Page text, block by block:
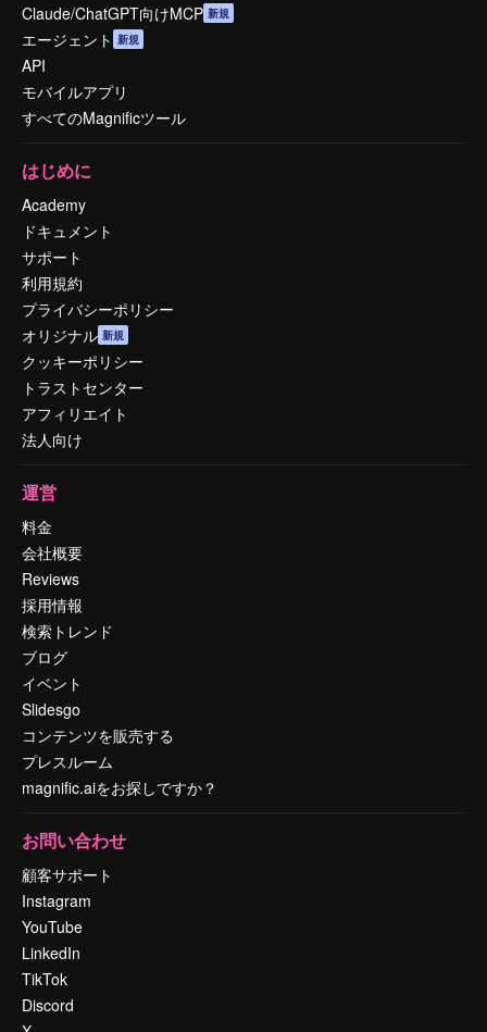
Claude/ChatGPT向けMCP 新規
エージェント 新規
API
モバイルアプリ
すべてのMagnificツール
はじめに
Academy
ドキュメント
サポート
利用規約
プライバシーポリシー
オリジナル 新規
クッキーポリシー
トラストセンター
アフィリエイト
法人向け
運営
料金
会社概要
Reviews
採用情報
検索トレンド
ブログ
イベント
Slidesgo
コンテンツを販売する
プレスルーム
magnific.aiをお探しですか？
お問い合わせ
顧客サポート
Instagram
YouTube
LinkedIn
TikTok
Discord